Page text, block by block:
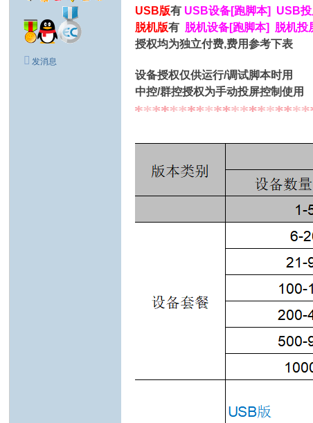
发消息
USB版有 USB设备[跑脚本] USB
脱机版有 脱机设备[跑脚本] 脱机投
授权均为独立付费,费用参考下表
设备授权仅供运行/调试脚本时用
中控/群控授权为手动投屏控制使用